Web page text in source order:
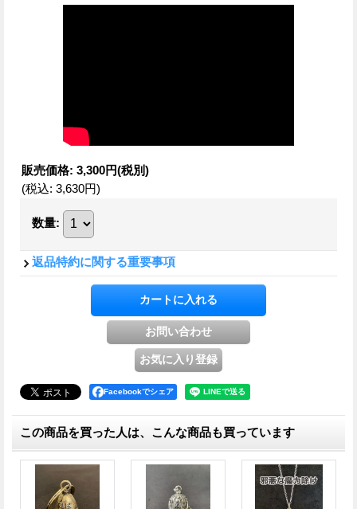
販売価格: 3,300円(税別)
(税込: 3,630円)
数量:
返品特約に関する重要事項
Facebookでシェア
この商品を買った人は、こんな商品も買っています